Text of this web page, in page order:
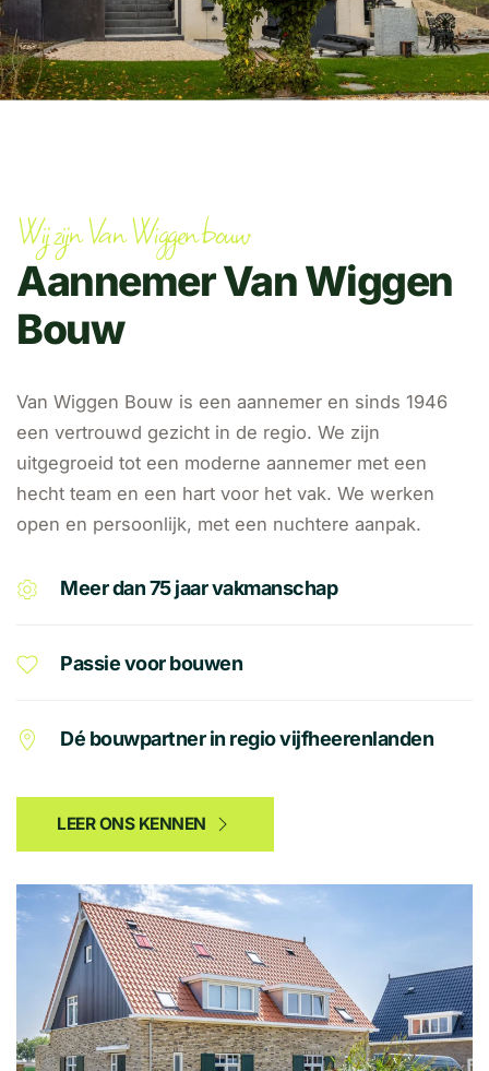
BEKIJKEN
Wij zijn Van Wiggen bouw
Aannemer Van Wiggen
Bouw
Van Wiggen Bouw is een aannemer en sinds 1946
een vertrouwd gezicht in de regio. We zijn
uitgegroeid tot een moderne aannemer met een
hecht team en een hart voor het vak. We werken
open en persoonlijk, met een nuchtere aanpak.
Meer dan 75 jaar vakmanschap
Passie voor bouwen
Dé bouwpartner in regio vijfheerenlanden
LEER ONS KENNEN